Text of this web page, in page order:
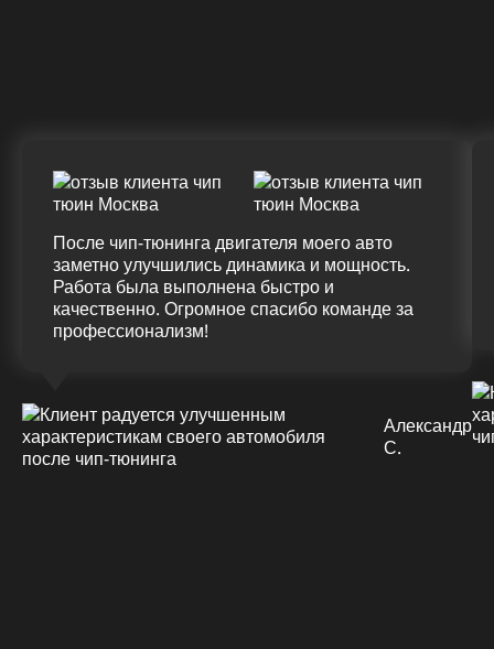
После чип-тюнинга двигателя моего авто
заметно улучшились динамика и мощность.
Работа была выполнена быстро и
качественно. Огромное спасибо команде за
профессионализм!
Александр
С.